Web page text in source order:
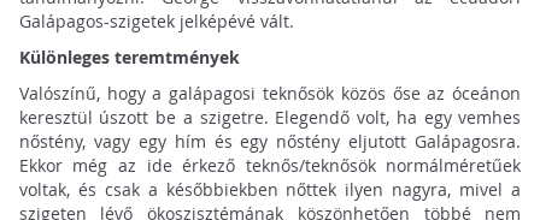
Galápagos-szigetek jelképévé vált.
Különleges teremtmények
Valószínű, hogy a galápagosi teknősök közös őse az óceánon
keresztül úszott be a szigetre. Elegendő volt, ha egy vemhes
nőstény, vagy egy hím és egy nőstény eljutott Galápagosra.
Ekkor még az ide érkező teknős/teknősök normálméretűek
voltak, és csak a későbbiekben nőttek ilyen nagyra, mivel a
szigeten lévő ökoszisztémának köszönhetően többé nem